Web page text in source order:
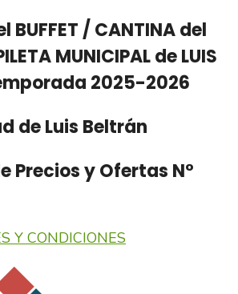
BUFFET / CANTINA del
MUNICIPAL de LUIS
2025-2026
de Luis Beltrán
Precios y Ofertas N°
Y CONDICIONES